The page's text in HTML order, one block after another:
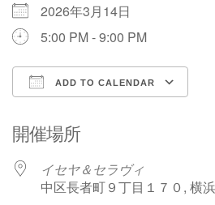
2026年3月14日
5:00 PM - 9:00 PM
ADD TO CALENDAR
開催場所
イセヤ＆セラヴィ
中区長者町９丁目１７０, 横